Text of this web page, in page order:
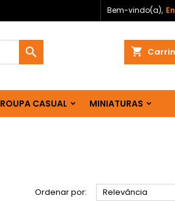
Bem-vindo(a),
shopping_cart

ROUPA CASUAL MINIATURAS
Ordenar por: Relevância